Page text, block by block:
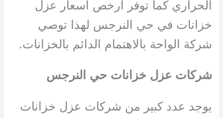
الحراري كما توفر أرخص اسعار عزل
خزانات في حي النرجس لهذا توصي
شركة الواحة بالاهتمام الدائم بالخزانات.
شركات عزل خزانات حي النرجس
يوجد عدد كبير من شركات عزل خزانات